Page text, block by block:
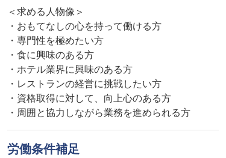
＜求める人物像＞
・おもてなしの心を持って働ける方
・専門性を極めたい方
・食に興味のある方
・ホテル業界に興味のある方
・レストランの経営に挑戦したい方
・資格取得に対して、向上心のある方
・周囲と協力しながら業務を進められる方
労働条件補足